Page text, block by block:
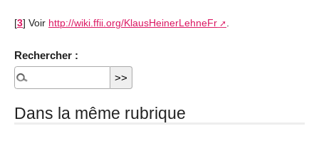
[3] Voir http://wiki.ffii.org/KlausHeinerLehneFr
Rechercher :
Dans la même rubrique